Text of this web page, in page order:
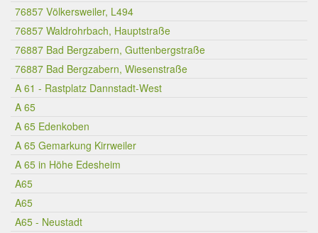
76857 Völkersweiler, L494
76857 Waldrohrbach, Hauptstraße
76887 Bad Bergzabern, Guttenbergstraße
76887 Bad Bergzabern, Wiesenstraße
A 61 - Rastplatz Dannstadt-West
A 65
A 65 Edenkoben
A 65 Gemarkung Kirrweiler
A 65 in Höhe Edesheim
A65
A65
A65 - Neustadt